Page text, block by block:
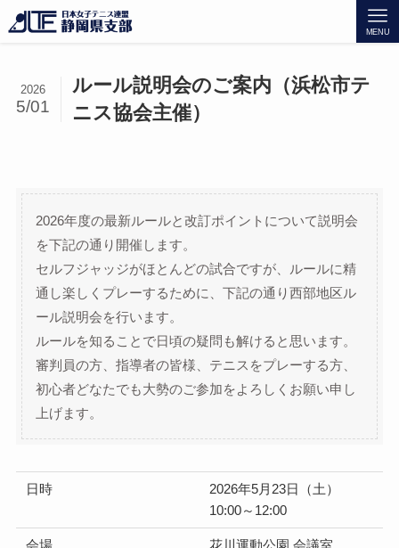
MENU
ルール説明会のご案内（浜松市テ
ニス協会主催）
2026
5/01
2026年度の最新ルールと改訂ポイントについて説明会
を下記の通り開催します。
セルフジャッジがほとんどの試合ですが、ルールに精
通し楽しくプレーするために、下記の通り西部地区ル
ール説明会を行います。
ルールを知ることで日頃の疑問も解けると思います。
審判員の方、指導者の皆様、テニスをプレーする方、
初心者どなたでも大勢のご参加をよろしくお願い申し
上げます。
日時
2026年5月23日（土）
10:00～12:00